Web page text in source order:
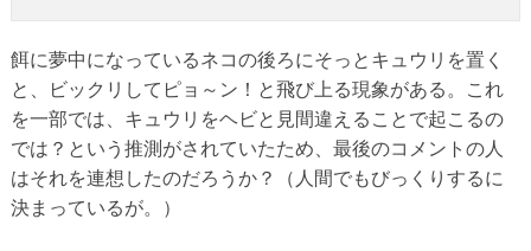
餌に夢中になっているネコの後ろにそっとキュウリを置く
と、ビックリしてピョ～ン！と飛び上る現象がある。これ
を一部では、キュウリをヘビと見間違えることで起こるの
では？という推測がされていたため、最後のコメントの人
はそれを連想したのだろうか？（人間でもびっくりするに
決まっているが。）